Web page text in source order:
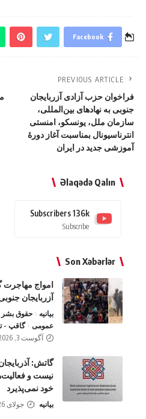
Facebook
PREVIOUS ARTICLE
فراخوان حزب آزادی آزربایجان
جنوبی به نهادهای بین‌المللی،
سازمان ملل، یونسکو، امنستی
انترناسيونال بمناسبت آغاز دورهٔ
آموزشی جدید در ایران
Əlaqədə Qalın
136k
Subscribers
Subscribe
Son Xəbərlər
امواج‌ مهاجرت
آزربایجان
بیانیه حقوق
عمومی
گاقپ -
آگوست 3, 2026
گاتش:
نیست و
خود نمی‌پذیرد
بیانیه جولای 26, 2026